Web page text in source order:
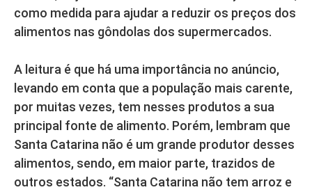
como medida para ajudar a reduzir os preços dos
alimentos nas gôndolas dos supermercados.
A leitura é que há uma importância no anúncio,
levando em conta que a população mais carente,
por muitas vezes, tem nesses produtos a sua
principal fonte de alimento. Porém, lembram que
Santa Catarina não é um grande produtor desses
alimentos, sendo, em maior parte, trazidos de
outros estados. “Santa Catarina não tem arroz e